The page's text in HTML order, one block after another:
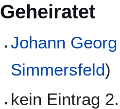
Geheiratet
Johann
Simmersfeld)
kein Eintrag